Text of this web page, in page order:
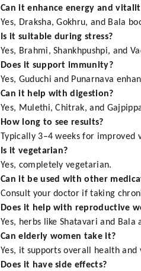
Can it enhance energy and
Yes, Draksha, Gokhru, and Bala
Is it suitable during stress?
Yes, Brahmi, Shankhpushpi, and
Does it support immunity?
Yes, Guduchi and Punarnava
Can it help with digestion?
Yes, Mulethi, Chitrak, and
How long to see results?
Typically 3–4 weeks for
Is it vegetarian?
Yes, completely vegetarian.
Can it be used with other
Consult your doctor if taking
Does it help with reproductive
Yes, herbs like Shatavari and
Can elderly women take it?
Yes, it supports overall health
Does it have side effects?